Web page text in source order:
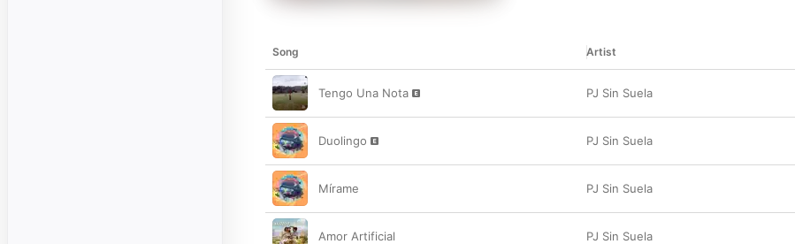
Song Artist
Tengo Una Nota PJ Sin Suela
Duolingo PJ Sin Suela
Mírame PJ Sin Suela
Amor Artificial PJ Sin Suela